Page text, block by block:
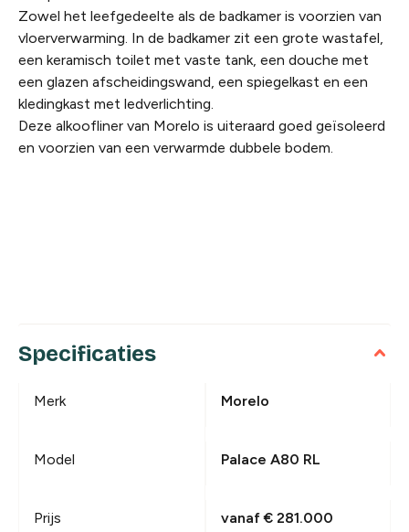
Zowel het leefgedeelte als de badkamer is voorzien van
vloerverwarming. In de badkamer zit een grote wastafel,
een keramisch toilet met vaste tank, een douche met
een glazen afscheidingswand, een spiegelkast en een
kledingkast met ledverlichting.
Deze alkoofliner van Morelo is uiteraard goed geïsoleerd
en voorzien van een verwarmde dubbele bodem.
Specificaties
Merk Morelo
Model Palace A80 RL
Prijs vanaf € 281.000